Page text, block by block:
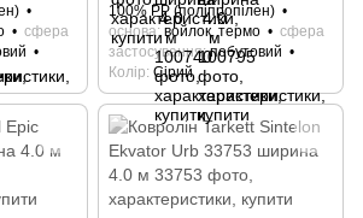
сфера
100% РР (поліпропілен)
основа войлок, термо
сфера
застосування побутовий
Колір Сірий